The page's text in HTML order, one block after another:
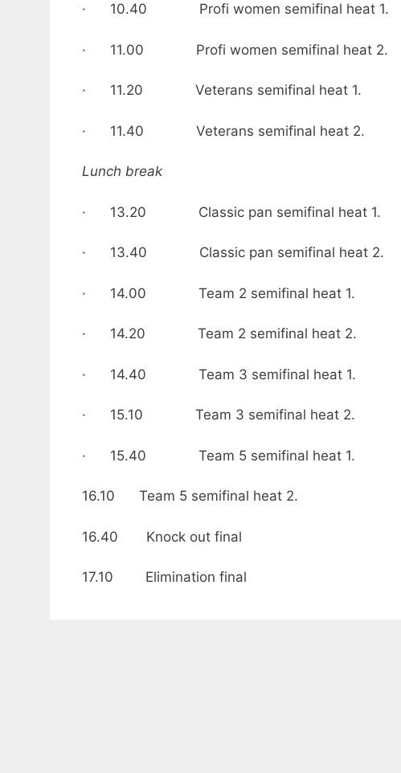
· 10.40 Profi women semifinal heat 1.
· 11.00 Profi women semifinal heat 2.
· 11.20 Veterans semifinal heat 1.
· 11.40 Veterans semifinal heat 2.
Lunch break
· 13.20 Classic pan semifinal heat 1.
· 13.40 Classic pan semifinal heat 2.
· 14.00 Team 2 semifinal heat 1.
· 14.20 Team 2 semifinal heat 2.
· 14.40 Team 3 semifinal heat 1.
· 15.10 Team 3 semifinal heat 2.
· 15.40 Team 5 semifinal heat 1.
16.10 Team 5 semifinal heat 2.
16.40 Knock out final
17.10 Elimination final